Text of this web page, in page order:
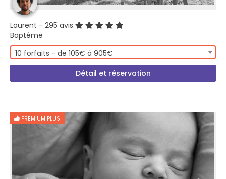
Laurent - 295 avis
Baptême
10 forfaits - de 105€ à 905€
Détail et réservation
PREMIUM PLUS